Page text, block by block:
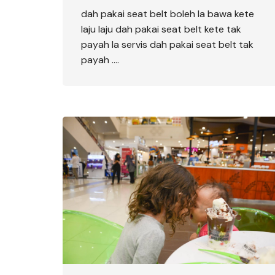
dah pakai seat belt boleh la bawa kete
laju laju dah pakai seat belt kete tak
payah la servis dah pakai seat belt tak
payah ….